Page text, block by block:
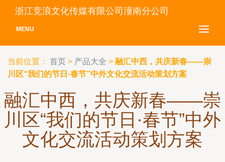
浙江竞浪文化传媒有限公司潼南分公司
MENU
当前位置： 首页 > 产品大全 > 融汇中西，共庆新春——崇
川区“我们的节日·春节”中外文化交流活动策划方案
融汇中西，共庆新春——崇
川区“我们的节日·春节”中外
文化交流活动策划方案